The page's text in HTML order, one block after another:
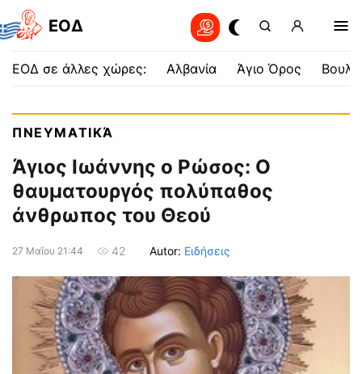
EOΔ
ΕΟΔ σε άλλες χώρες: Αλβανία Άγιο Όρος
ΠΝΕΥΜΑΤΙΚΆ
Άγιος Ιωάννης ο Ρώσος: Ο
θαυματουργός πολύπαθος
άνθρωπος του Θεού
27 Μαΐου 21:44 42 Autor: Ειδήσεις